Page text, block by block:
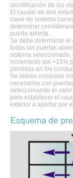
identificación de las
El caudal de aire
clase de sistema
determinar
puerta abierta.
Se debe determinar
todas las puertas
sistema seleccionado,
incremento del +15%
pérdidas en los
Se deben comparar
necesarios con
seleccionando el valor
para establecer el
exterior a aportar por